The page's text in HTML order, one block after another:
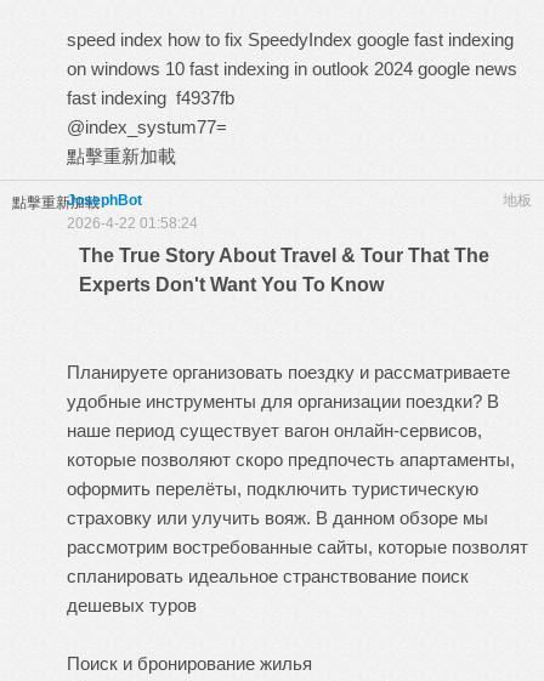
speed index how to fix SpeedyIndex google fast indexing
on windows 10 fast indexing in outlook 2024 google news
fast indexing f4937fb
@index_systum77=
點擊重新加載
點擊重新加載 地板
JosephBot
2026-4-22 01:58:24
The True Story About Travel & Tour That The
Experts Don't Want You To Know
Планируете организовать поездку и рассматриваете
удобные инструменты для организации поездки? В
наше период существует вагон онлайн-сервисов,
которые позволяют скоро предпочесть апартаменты,
оформить перелёты, подключить туристическую
страховку или улучить вояж. В данном обзоре мы
рассмотрим востребованные сайты, которые позволят
спланировать идеальное странствование поиск
дешевых туров
Поиск и бронирование жилья